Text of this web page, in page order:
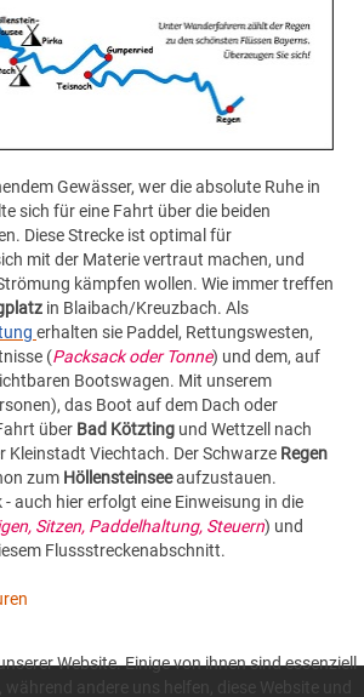
Gewässer, wer die absolute Ruhe in
sich für eine Fahrt über die beiden
Diese Strecke ist optimal für
mit der Materie vertraut machen, und
kämpfen wollen. Wie immer treffen
in Blaibach/Kreuzbach. Als
erhalten sie Paddel, Rettungswesten,
(Packsack oder Tonne) und dem, auf
Bootswagen. Mit unserem
das Boot auf dem Dach oder
über Bad Kötzting und Wettzell nach
Kleinstadt Viechtach. Der Schwarze Regen
zum Höllensteinseeaufzustauen.
auch hier erfolgt eine Einweisung in die
Sitzen, Paddelhaltung, Steuern) und
Flussstreckenabschnitt.
Website. Einige von ihnen sind essenziell
andere uns helfen, diese Website und